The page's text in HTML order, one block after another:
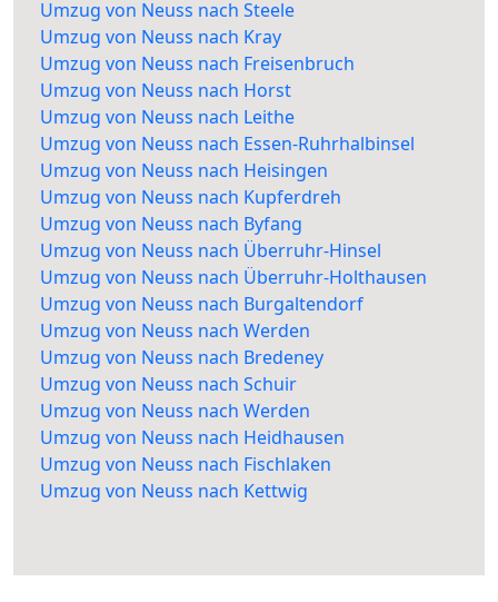
Umzug von Neuss nach Steele
Umzug von Neuss nach Kray
Umzug von Neuss nach Freisenbruch
Umzug von Neuss nach Horst
Umzug von Neuss nach Leithe
Umzug von Neuss nach Essen-Ruhrhalbinsel
Umzug von Neuss nach Heisingen
Umzug von Neuss nach Kupferdreh
Umzug von Neuss nach Byfang
Umzug von Neuss nach Überruhr-Hinsel
Umzug von Neuss nach Überruhr-Holthausen
Umzug von Neuss nach Burgaltendorf
Umzug von Neuss nach Werden
Umzug von Neuss nach Bredeney
Umzug von Neuss nach Schuir
Umzug von Neuss nach Werden
Umzug von Neuss nach Heidhausen
Umzug von Neuss nach Fischlaken
Umzug von Neuss nach Kettwig